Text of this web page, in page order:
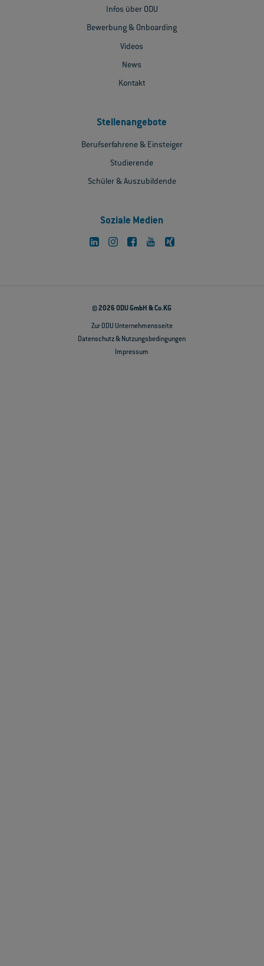
Infos über ODU
Bewerbung & Onboarding
Videos
News
Kontakt
Stellenangebote
Berufserfahrene & Einsteiger
Studierende
Schüler & Auszubildende
Soziale Medien
© 2026 ODU GmbH & Co.KG
Zur ODU Unternehmensseite
Datenschutz & Nutzungsbedingungen
Impressum